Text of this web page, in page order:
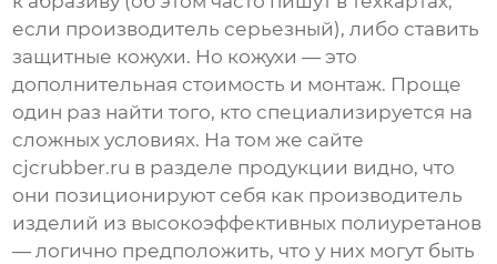
если производитель серьезный), либо ставить
защитные кожухи. Но кожухи — это
дополнительная стоимость и монтаж. Проще
один раз найти того, кто специализируется на
сложных условиях. На том же сайте
cjcrubber.ru в разделе продукции видно, что
они позиционируют себя как производитель
изделий из высокоэффективных полиуретанов
— логично предположить, что у них могут быть